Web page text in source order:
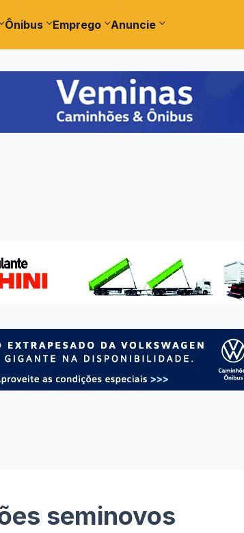
Ônibus Emprego Anuncie
seminovos